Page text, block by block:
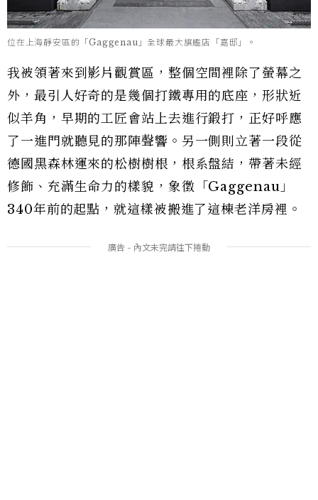
位在上海靜安區的「Gaggenau」全球最大旗艦店「嘉邸」。
我被領著來到影片觀賞區，整個空間裡除了螢幕之
外，最引人好奇的是幾個打鐵專用的底座，形狀近
似羊角，早期的工匠會站上去進行鍛打，正好呼應
了一進門就聽見的那陣聲響。另一側則立著一段從
德國黑森林運來的松樹樹根，根系盤結，帶著未經
修飾、充滿生命力的樣貌，象徵「Gaggenau」
340年前的起點，就這樣被搬進了這棟老洋房裡。